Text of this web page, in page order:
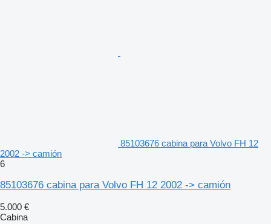
85103676 cabina para Volvo FH 12
2002 -> camión
6
85103676 cabina para Volvo FH 12 2002 -> camión
5.000 €
Cabina